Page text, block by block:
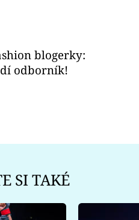
blogerky:
odborník!
SI TAKÉ